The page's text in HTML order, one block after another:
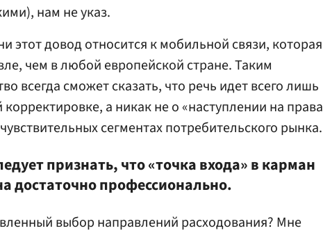
нам не указ.
этот довод относится к мобильной связи, которая
чем в любой европейской стране. Таким
всегда сможет сказать, что речь идет всего лишь
а никак не о «наступлении на права
сегментах потребительского рынка.
признать, что «точка входа» в карман
достаточно профессионально.
выбор направлений расходования? Мне